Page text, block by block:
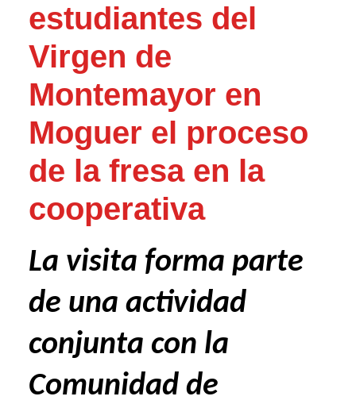
estudiantes del
Virgen de
Montemayor en
Moguer el proceso
de la fresa en la
cooperativa
La visita forma parte
de una actividad
conjunta con la
Comunidad de